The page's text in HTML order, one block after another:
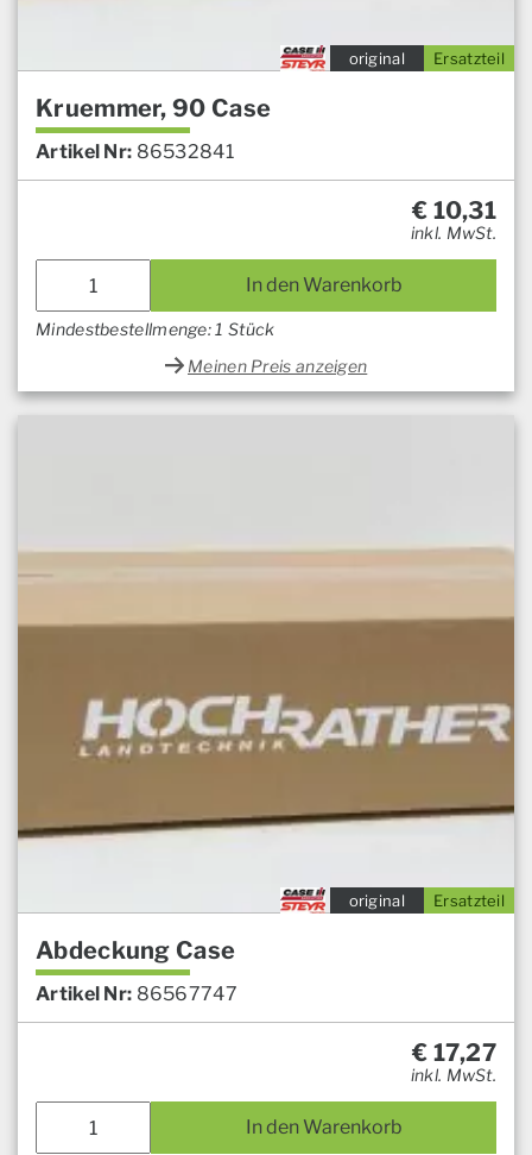
Ersatzteil
original
Kruemmer, 90 Case
Artikel Nr: 86532841
€ 10,31
inkl. MwSt.
In den Warenkorb
Mindestbestellmenge: 1 Stück
Meinen Preis anzeigen
Ersatzteil
original
Abdeckung Case
Artikel Nr: 86567747
€ 17,27
inkl. MwSt.
In den Warenkorb